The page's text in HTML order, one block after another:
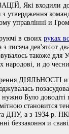
Які входили
з утвердження
управлінні и
в своих руках
а з тисяча
такоже для
народові, и до
ДІЯЛЬНОСТІ и
Було доводіті
становится
ДПУ, а з 1934 р.
беззаконня и